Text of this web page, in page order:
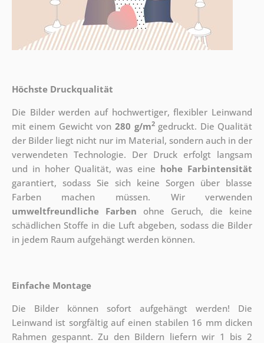
Höchste Druckqualität
Die Bilder werden auf hochwertiger, flexibler Leinwand
mit einem Gewicht von 280 g/m2gedruckt. Die Qualität
der Bilder liegt nicht nur im Material, sondern auch in der
verwendeten Technologie. Der Druck erfolgt langsam
und in hoher Qualität, was eine hohe Farbintensität
garantiert, sodass Sie sich keine Sorgen über blasse
Farben machen müssen. Wir verwenden
umweltfreundliche Farben ohne Geruch, die keine
schädlichen Stoffe in die Luft abgeben, sodass die Bilder
in jedem Raum aufgehängt werden können.
Einfache Montage
Die Bilder können sofort aufgehängt werden! Die
Leinwand ist sorgfältig auf einen stabilen 16 mm dicken
Rahmen gespannt. Zu den Bildern liefern wir 1 bis 2